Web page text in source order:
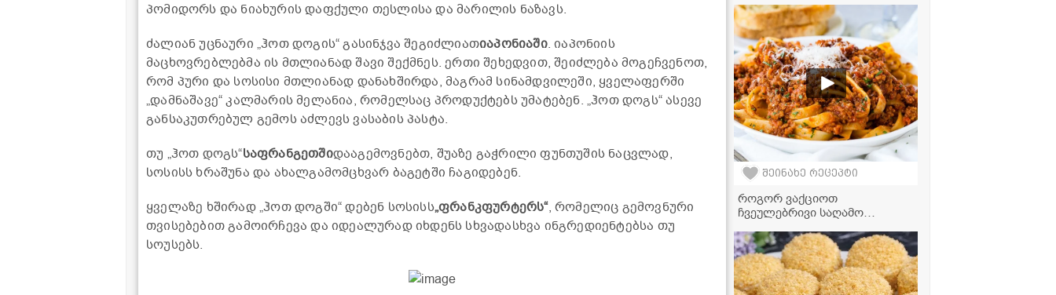
პომიდორს და ნიახურის დაფქული თესლისა და მარილის ნაზავს.
ძალიან უცნაური „ჰოთ დოგის“ გასინჯვა შეგიძლიათიაპონიაში. იაპონიის
მაცხოვრებლებმა ის მთლიანად შავი შექმნეს. ერთი შეხედვით, შეიძლება მოგეჩვენოთ,
რომ პური და სოსისი მთლიანად დანახშირდა, მაგრამ სინამდვილეში, ყველაფერში
„დამნაშავე“ კალმარის მელანია, რომელსაც პროდუქტებს უმატებენ. „ჰოთ დოგს“ ასევე
განსაკუთრებულ გემოს აძლევს ვასაბის პასტა.
თუ „ჰოთ დოგს“საფრანგეთშიდააგემოვნებთ, შუაზე გაჭრილი ფუნთუშის ნაცვლად,
სოსისს ხრაშუნა და ახალგამომცხვარ ბაგეტში ჩაგიდებენ.
ყველაზე ხშირად „ჰოთ დოგში“ დებენ სოსისს„ფრანკფურტერს“, რომელიც გემოვნური
თვისებებით გამოირჩევა და იდეალურად იხდენს სხვადასხვა ინგრედიენტებსა თუ
სოუსებს.
ტკბილი წიწაკის მარტივი
მარინადი
შეინახე რეცეპტი
როგორ ვაქციოთ
ჩვეულებრივი საღამო
უგემრიელესი ბოლონეზეს
მარტივი რეცეპტი